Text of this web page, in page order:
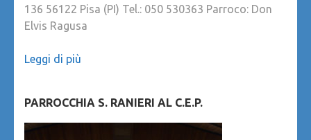
136 56122 Pisa (PI) Tel.: 050 530363 Parroco: Don
Elvis Ragusa
Leggi di più
PARROCCHIA S. RANIERI AL C.E.P.